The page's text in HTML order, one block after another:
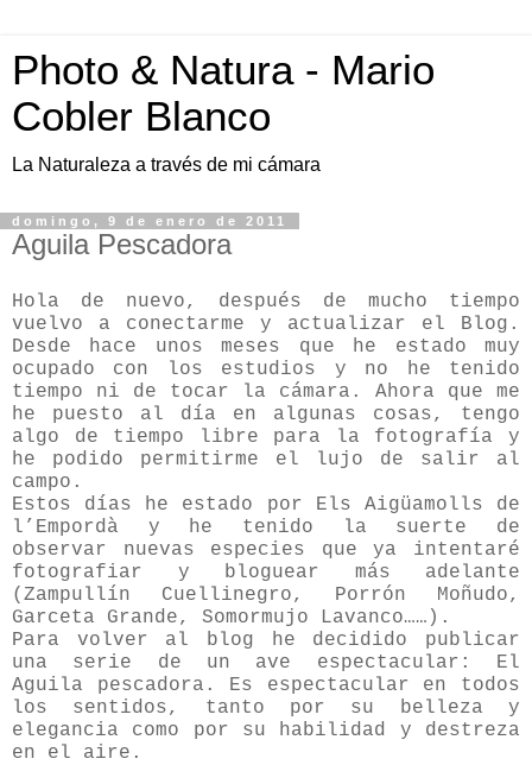
Photo & Natura - Mario
Cobler Blanco
La Naturaleza a través de mi cámara
domingo, 9 de enero de 2011
Aguila Pescadora
Hola de nuevo, después de mucho tiempo
vuelvo a conectarme y actualizar el Blog.
Desde hace unos meses que he estado muy
ocupado con los estudios y no he tenido
tiempo ni de tocar la cámara. Ahora que me
he puesto al día en algunas cosas, tengo
algo de tiempo libre para la fotografía y
he podido permitirme el lujo de salir al
campo.
Estos días he estado por Els Aigüamolls de
l’Empordà y he tenido la suerte de
observar nuevas especies que ya intentaré
fotografiar y bloguear más adelante
(Zampullín Cuellinegro, Porrón Moñudo,
Garceta Grande, Somormujo Lavanco……).
Para volver al blog he decidido publicar
una serie de un ave espectacular: El
Aguila pescadora. Es espectacular en todos
los sentidos, tanto por su belleza y
elegancia como por su habilidad y destreza
en el aire.